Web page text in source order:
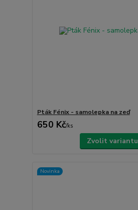
Pták Fénix - samolepka na zeď
650 Kč/ks
Zvolit variantu
Novinka